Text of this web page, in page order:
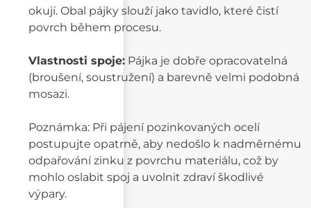
okují. Obal pájky slouží jako tavidlo, které čistí
povrch během procesu.
Vlastnosti spoje: Pájka je dobře opracovatelná
(broušení, soustružení) a barevně velmi podobná
mosazi.
Poznámka: Při pájení pozinkovaných ocelí
postupujte opatrně, aby nedošlo k nadměrnému
odpařování zinku z povrchu materiálu, což by
mohlo oslabit spoj a uvolnit zdraví škodlivé
výpary.